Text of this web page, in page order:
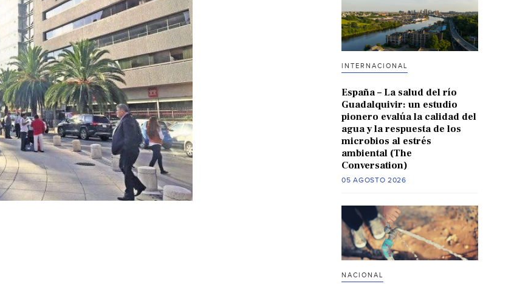
INTERNACIONAL
España – La salud del río
Guadalquivir: un estudio
pionero evalúa la calidad del
agua y la respuesta de los
microbios al estrés
ambiental (The
Conversation)
05 AGOSTO 2026
NACIONAL